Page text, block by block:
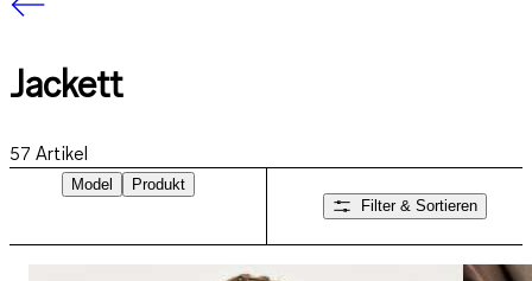
Jackett
57 Artikel
Model
Produkt
Filter & Sortieren